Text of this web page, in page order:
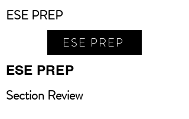
Section Review
ESE PREP
ESE PREP
ESE PREP